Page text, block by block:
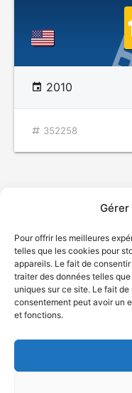
Pour offrir les meilleures
telles que les cookies pour
appareils. Le fait de
traiter des données telles
uniques sur ce site. Le fait
consentement peut avoir un
et fonctions.
2010
352258
©